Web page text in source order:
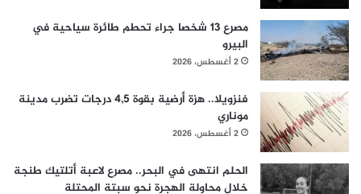
مصرع 13 شخصا جراء تحطم طائرة سياحية في
البيرو
2 أغسطس، 2026
فنزويلا.. هزة أرضية بقوة 4,5 درجات تضرب مدينة
موناري
2 أغسطس، 2026
الحلم انتهى في البحر.. مصرع لاعبة أتلتيك طنجة
خلال محاولة الهجرة نحو سبتة المحتلة